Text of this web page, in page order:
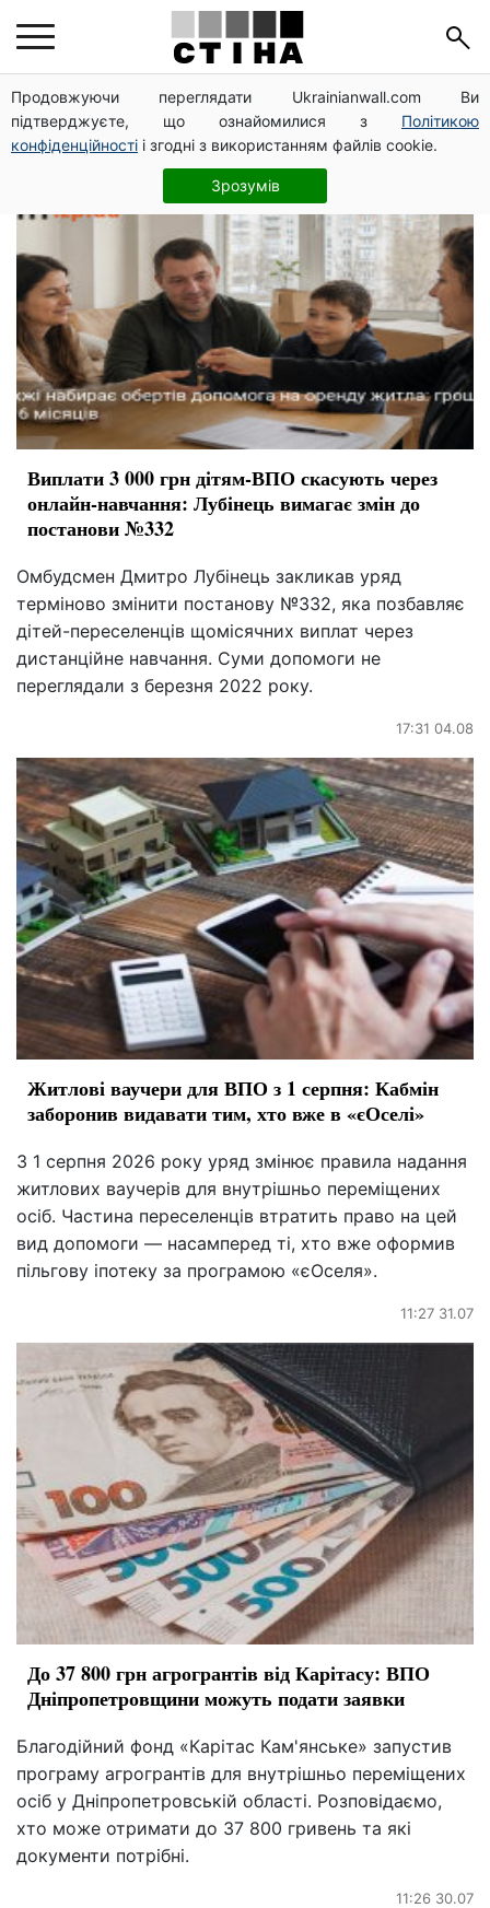
Продовжуючи переглядати Ukrainianwall.com Ви
підтверджуєте, що ознайомилися з Політикою
конфіденційності і згодні з використанням файлів cookie.
Зрозумів
ВПО
Виплати 3 000 грн дітям-ВПО скасують через
онлайн-навчання: Лубінець вимагає змін до
постанови №332
Омбудсмен Дмитро Лубінець закликав уряд
терміново змінити постанову №332, яка позбавляє
дітей-переселенців щомісячних виплат через
дистанційне навчання. Суми допомоги не
переглядали з березня 2022 року.
17:31 04.08
Житлові ваучери для ВПО з 1 серпня: Кабмін
заборонив видавати тим, хто вже в «єОселі»
З 1 серпня 2026 року уряд змінює правила надання
житлових ваучерів для внутрішньо переміщених
осіб. Частина переселенців втратить право на цей
вид допомоги — насамперед ті, хто вже оформив
пільгову іпотеку за програмою «єОселя».
11:27 31.07
До 37 800 грн агрогрантів від Карітасу: ВПО
Дніпропетровщини можуть подати заявки
Благодійний фонд «Карітас Кам'янське» запустив
програму агрогрантів для внутрішньо переміщених
осіб у Дніпропетровській області. Розповідаємо,
хто може отримати до 37 800 гривень та які
документи потрібні.
11:26 30.07